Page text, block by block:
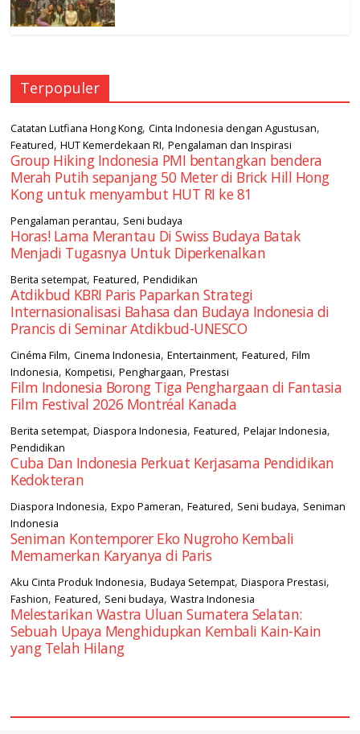
Terpopuler
Catatan Lutfiana Hong Kong,Cinta Indonesia dengan Agustusan,
Featured,HUT Kemerdekaan RI,Pengalaman dan Inspirasi
Group Hiking Indonesia PMI bentangkan bendera
Merah Putih sepanjang 50 Meter di Brick Hill Hong
Kong untuk menyambut HUT RI ke 81
Pengalaman perantau, Seni budaya
Horas! Lama Merantau Di Swiss Budaya Batak
Menjadi Tugasnya Untuk Diperkenalkan
Berita setempat,Featured,Pendidikan
Atdikbud KBRI Paris Paparkan Strategi
Internasionalisasi Bahasa dan Budaya Indonesia di
Prancis di Seminar Atdikbud-UNESCO
Cinéma Film,Cinema Indonesia,Entertainment,Featured,Film
Indonesia,Kompetisi,Penghargaan,Prestasi
Film Indonesia Borong Tiga Penghargaan di Fantasia
Film Festival 2026 Montréal Kanada
Berita setempat,Diaspora Indonesia,Featured,Pelajar Indonesia,
Pendidikan
Cuba Dan Indonesia Perkuat Kerjasama Pendidikan
Kedokteran
Diaspora Indonesia,Expo Pameran,Featured, Seni budaya, Seniman
Indonesia
Seniman Kontemporer Eko Nugroho Kembali
Memamerkan Karyanya di Paris
Aku Cinta Produk Indonesia,Budaya Setempat,Diaspora Prestasi,
Fashion,Featured, Seni budaya,Wastra Indonesia
Melestarikan Wastra Uluan Sumatera Selatan:
Sebuah Upaya Menghidupkan Kembali Kain-Kain
yang Telah Hilang